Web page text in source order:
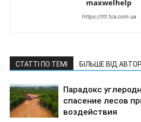
maxwelhelp
https://ttt.1ca.com.ua
СТАТТІ ПО ТЕМІ БІЛЬШЕ ВІД
Парадокс
спасение лесов
воздействия